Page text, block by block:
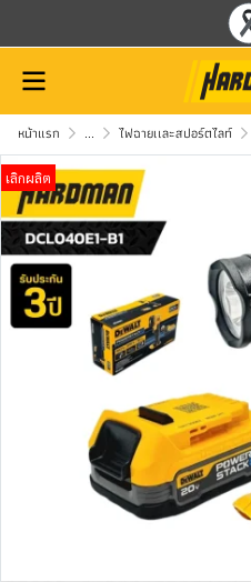
หน้าแรก ... ไฟฉายเเละสปอร์ตไลท์
เลิกผลิต